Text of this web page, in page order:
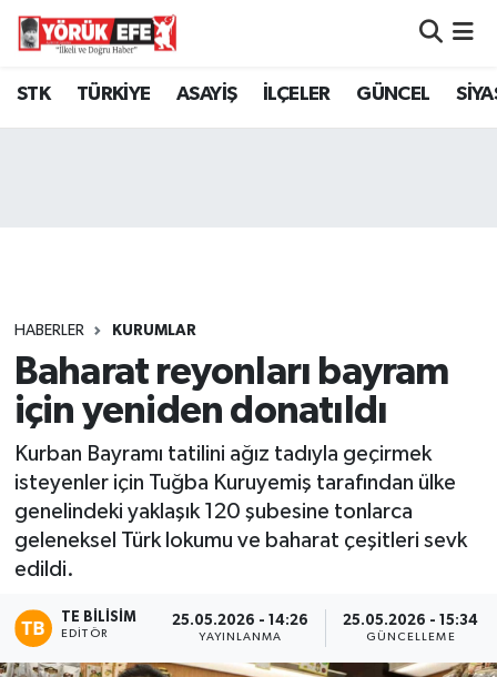
STK TÜRKİYE ASAYİŞ İLÇELER GÜNCEL
HABERLER KURUMLAR
Baharat reyonları bayram
için yeniden donatıldı
Kurban Bayramı tatilini ağız tadıyla geçirmek
isteyenler için Tuğba Kuruyemiş tarafından ülke
genelindeki yaklaşık 120 şubesine tonlarca
geleneksel Türk lokumu ve baharat çeşitleri sevk
edildi.
TE BILISIM
EDITÖR
25.05.2026 - 14:26
YAYINLANMA
25.05.2026 - 15:34
GÜNCELLEME
Aydın Nöbetçi Eczaneler
Tüm Manşetler
Son Dakika Haberleri
Haber Arşivi